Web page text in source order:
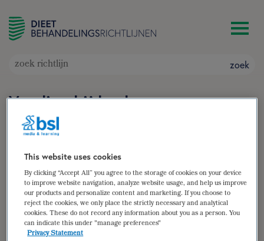
zoek
Voeding bij kanker
Doelgroep: Patiënten met kanker
Auteur(s):Janka Dommerholt
samenvatting
(para)medische gegevens
diëtistische gegevens
This website uses cookies
By clicking “Accept All” you agree to the storage of cookies on your device
to improve website navigation, analyze website usage, and help us improve
our products and personalize content and marketing. If you choose to
reject the cookies, we only place the strictly necessary and analytical
cookies. These do not record any information about you as a person. You
can indicate this under "manage preferences"
Privacy Statement